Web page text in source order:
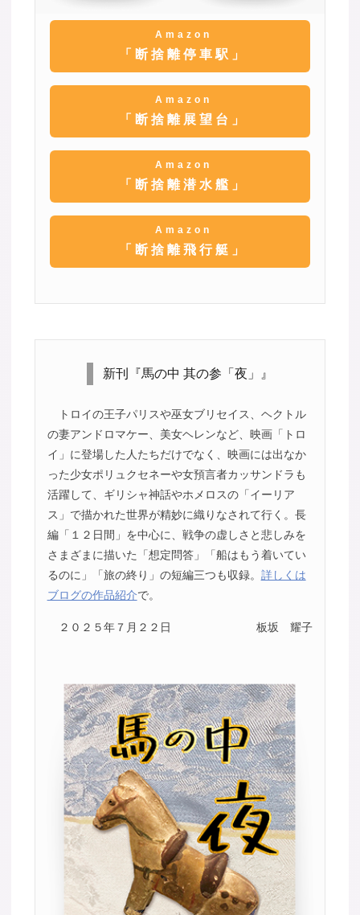
Amazon
「断捨離停車駅」
Amazon
「断捨離展望台」
Amazon
「断捨離潜水艦」
Amazon
「断捨離飛行艇」
新刊『馬の中 其の参「夜」』
トロイの王子パリスや巫女ブリセイス、ヘクトル
の妻アンドロマケー、美女ヘレンなど、映画「トロ
イ」に登場した人たちだけでなく、映画には出なか
った少女ポリュクセネーや女預言者カッサンドラも
活躍して、ギリシャ神話やホメロスの「イーリア
ス」で描かれた世界が精妙に織りなされて行く。長
編「１２日間」を中心に、戦争の虚しさと悲しみを
さまざまに描いた「想定問答」「船はもう着いてい
るのに」「旅の終り」の短編三つも収録。 詳しくは
ブログの作品紹介で。
２０２５年７月２２日 板坂 耀子